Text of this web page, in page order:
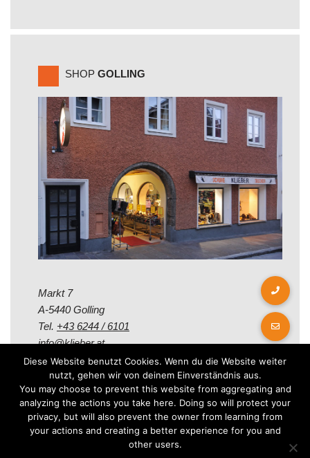
SHOP GOLLING
Markt 7
A-5440 Golling
Tel. +43 6244 / 6101
info@klieber.at
Öffungszeiten
Montag - Freitag:
08.00 - 12.00 Uhr
Diese Website benutzt Cookies. Wenn du die Website weiter
nutzt, gehen wir von deinem Einverständnis aus.
You may choose to prevent this website from aggregating and
analyzing the actions you take here. Doing so will protect your
privacy, but will also prevent the owner from learning from
your actions and creating a better experience for you and
other users.